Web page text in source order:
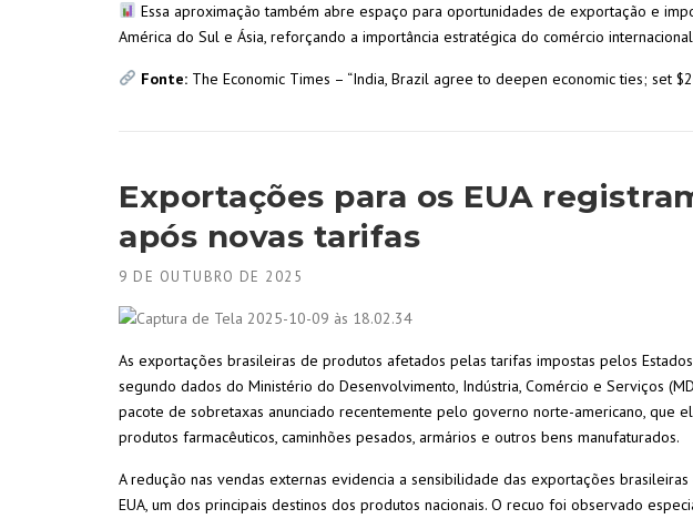
Essa aproximação também abre espaço para oportunidades de exportação e
América do Sul e Ásia, reforçando a importância estratégica do comércio
Fonte: The Economic Times – “India, Brazil agree to deepen economic ties; set
Exportações para os EUA
após novas tarifas
9 DE OUTUBRO DE 2025
As exportações brasileiras de produtos afetados pelas tarifas impostas pelos
segundo dados do Ministério do Desenvolvimento, Indústria, Comércio e Serviços
pacote de sobretaxas anunciado recentemente pelo governo norte-americano, que
produtos farmacêuticos, caminhões pesados, armários e outros bens manufaturados.
A redução nas vendas externas evidencia a sensibilidade das exportações
EUA, um dos principais destinos dos produtos nacionais. O recuo foi observado